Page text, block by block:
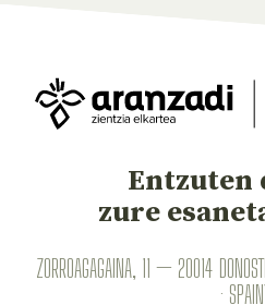
Entzuten
zure
ZORROAGAGAINA, 11 — 20014
·